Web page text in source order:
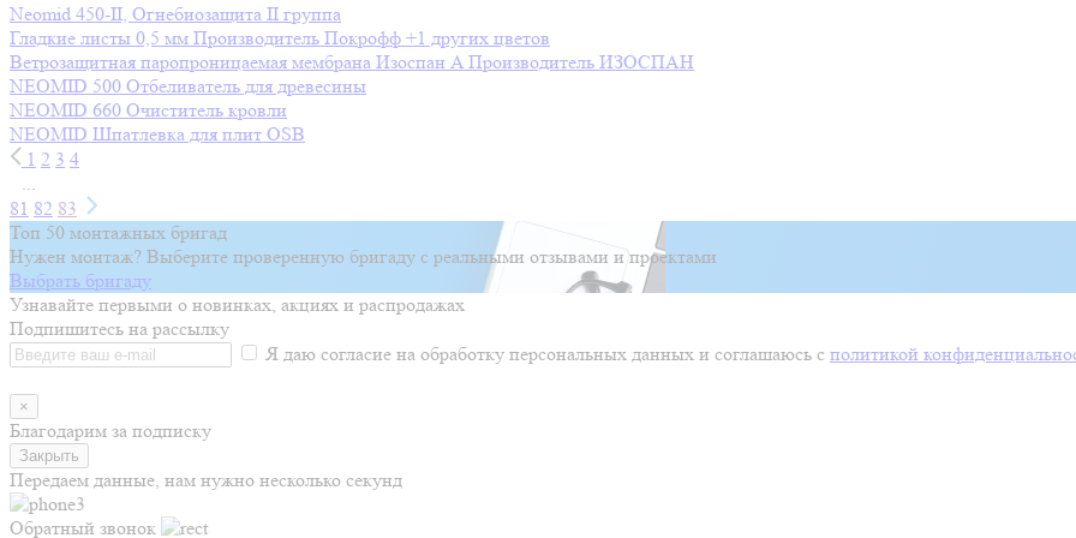
Neomid 450-II, Огнебиозащита II группа
Гладкие листы 0,5 мм Производитель Покрофф +1 других цветов
Ветрозащитная паропроницаемая мембрана Изоспан A Производитель ИЗОСПАН
NEOMID 500 Отбеливатель для древесины
NEOMID 660 Очиститель кровли
NEOMID Шпатлевка для плит OSB
1 2 3 4
...
81 82 83
Топ 50 монтажных бригад
Нужен монтаж? Выберите проверенную бригаду с реальными отзывами и проектами
Выбрать бригаду
Узнавайте первыми о новинках, акциях и распродажах
Подпишитесь на рассылку
Я даю согласие на обработку персональных данных и соглашаюсь с политикой
×
Благодарим за подписку
Закрыть
Передаем данные, нам нужно несколько секунд
Обратный звонок